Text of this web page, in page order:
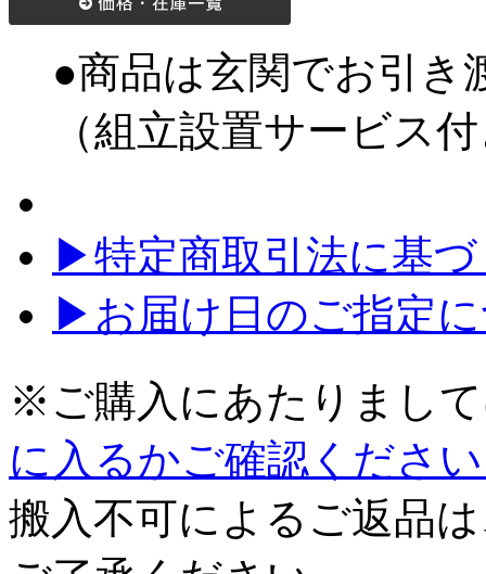
●商品は玄関でお引き
（組立設置サービス
▶特定商取引法に基
▶お届け日のご指定
※ご購入にあたりまし
に入るかご確認くださ
搬入不可によるご返品